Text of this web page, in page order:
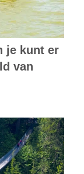
je kunt er
van